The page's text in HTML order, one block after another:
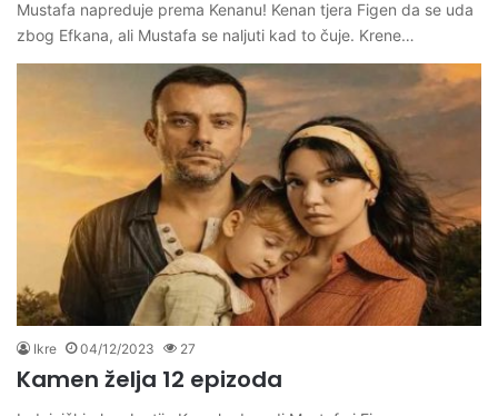
Mustafa napreduje prema Kenanu! Kenan tjera Figen da se uda
zbog Efkana, ali Mustafa se naljuti kad to čuje. Krene…
Ikre 04/12/2023 27
Kamen želja 12 epizoda